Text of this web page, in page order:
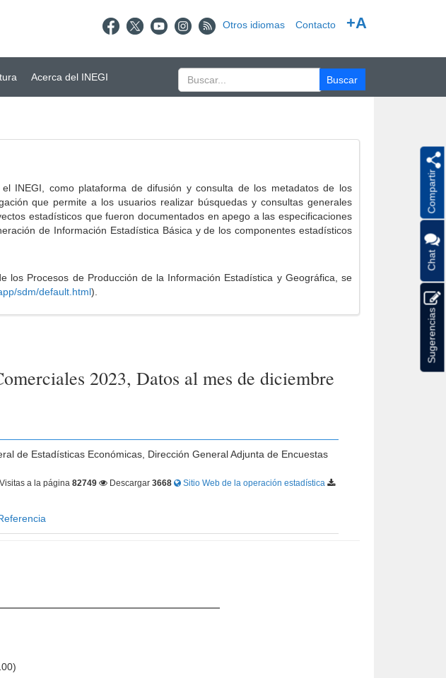
Otros idiomas Contacto +A
Acerca del INEGI
INEGI, como plataforma de difusión y consulta de los metadatos de los
que permite a los usuarios realizar búsquedas y consultas generales
estadísticos que fueron documentados en apego a las especificaciones
de Información Estadística Básica y de los componentes estadísticos
Procesos de Producción de la Información Estadística y Geográfica, se
sdm/default.html).
2023, Datos al mes de diciembre
de Estadísticas Económicas, Dirección General Adjunta de Encuestas
Visitas a la página82749 Descargar3668
Sitio Web de la operación estadística
Compartir
Chat
Sugerencias